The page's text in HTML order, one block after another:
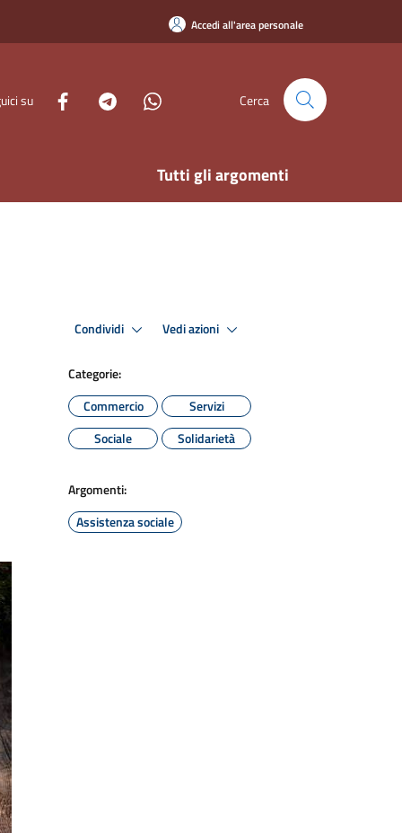
Accedi all'area personale
su Cerca
Tutti gli argomenti
Condividi Vedi azioni
Categorie:
Commercio
Servizi
Sociale
Solidarietà
Argomenti:
Assistenza sociale